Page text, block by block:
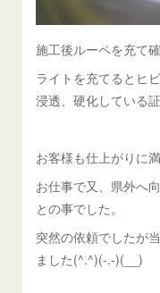
施工後ルーペを充て
ライトを充てるとヒ
浸透、硬化している
お客様も仕上がりに
お仕事で又、県外へ
との事でした。
突然の依頼でしたが
ました(^.^)(-.-)(__)